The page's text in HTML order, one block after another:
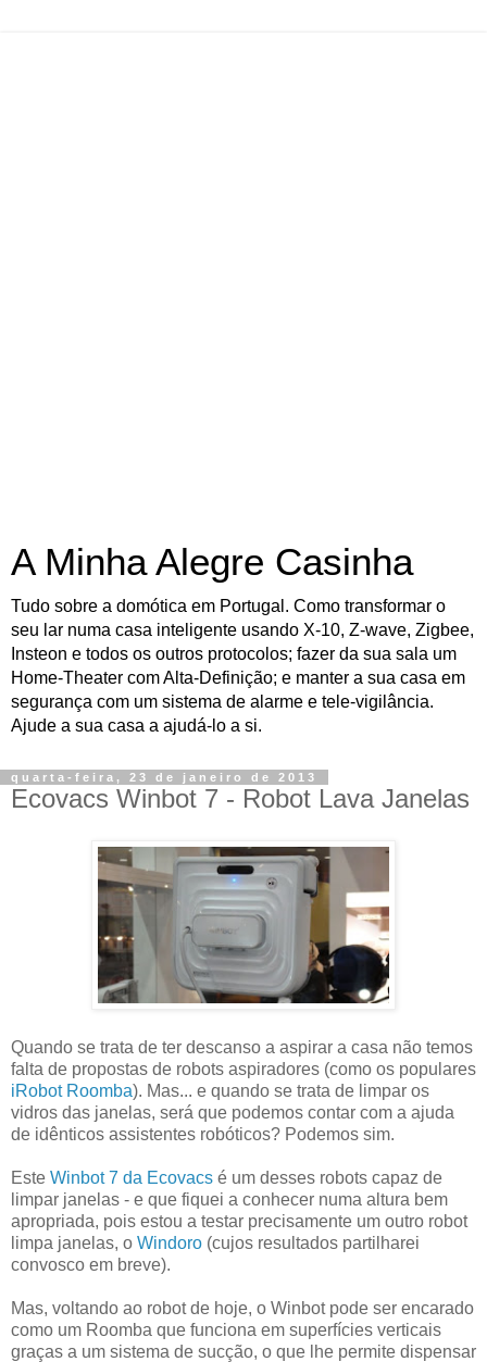
A Minha Alegre Casinha
Tudo sobre a domótica em Portugal. Como transformar o
seu lar numa casa inteligente usando X-10, Z-wave, Zigbee,
Insteon e todos os outros protocolos; fazer da sua sala um
Home-Theater com Alta-Definição; e manter a sua casa em
segurança com um sistema de alarme e tele-vigilância.
Ajude a sua casa a ajudá-lo a si.
quarta-feira, 23 de janeiro de 2013
Ecovacs Winbot 7 - Robot Lava Janelas
Quando se trata de ter descanso a aspirar a casa não temos
falta de propostas de robots aspiradores (como os populares
iRobot Roomba). Mas... e quando se trata de limpar os
vidros das janelas, será que podemos contar com a ajuda
de idênticos assistentes robóticos? Podemos sim.
Este Winbot 7 da Ecovacs é um desses robots capaz de
limpar janelas - e que fiquei a conhecer numa altura bem
apropriada, pois estou a testar precisamente um outro robot
limpa janelas, o Windoro (cujos resultados partilharei
convosco em breve).
Mas, voltando ao robot de hoje, o Winbot pode ser encarado
como um Roomba que funciona em superfícies verticais
graças a um sistema de sucção, o que lhe permite dispensar